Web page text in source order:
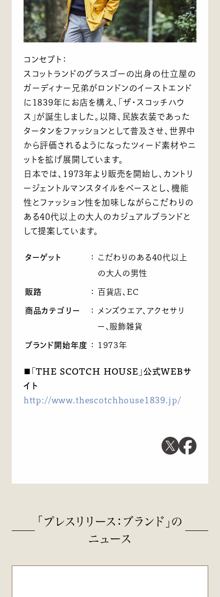
コンセプト：
スコットランドのグラスゴーの出身の仕立屋の
ガーディナー兄弟がロンドンのイーストエンド
に1839年にお店を構え、「ザ・スコッチハウ
ス」が誕生しました。以降、民族衣装であった
タータンをファッションとして普及させ、世界中
から評価されるようになったツィード素材やニ
ットを拡げ展開しています。
日本では、1973年より販売を開始し、カントリ
ージェントルマンスタイルをベースとし、機能
性とファッション性を加味しながらこだわりの
ある40代以上の大人のカジュアルブランドと
して提案しています。
ターゲット ：
こだわりのある40代以上
の大人の男性
販路 ： 百貨店、EC
商品カテゴリー ：
メンズウエア、アクセサリ
ー、服飾雑貨
ブランド開始年度 ： 1973年
■「THE SCOTCH HOUSE」公式WEBサ
イト
http://www.thescotchhouse1839.jp/
「プレスリリース：ブランド」の
ニュース